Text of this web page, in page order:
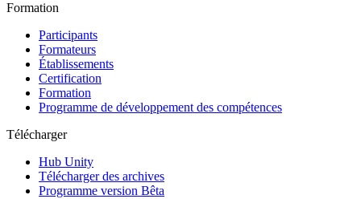
Formation
Participants
Formateurs
Établissements
Certification
Formation
Programme de développement des compétences
Télécharger
Hub Unity
Télécharger des archives
Programme version Bêta